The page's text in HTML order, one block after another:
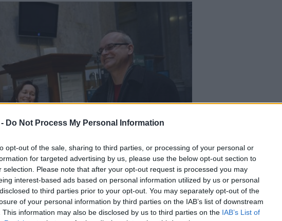
Do Not Process My Personal Information
opt-out of the sale, sharing to third parties, or processing of your personal or
for targeted advertising by us, please use the below opt-out section to
selection. Please note that after your opt-out request is processed you may
interest-based ads based on personal information utilized by us or personal
to third parties prior to your opt-out. You may separately opt-out of the
of your personal information by third parties on the IAB’s list of downstream
This information may also be disclosed by us to third parties on the IAB’s List of